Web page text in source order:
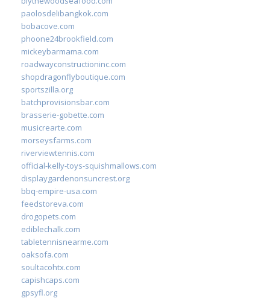
paolosdelibangkok.com
bobacove.com
phoone24brookfield.com
mickeybarmama.com
roadwayconstructioninc.com
shopdragonflyboutique.com
sportszilla.org
batchprovisionsbar.com
brasserie-gobette.com
musicrearte.com
morseysfarms.com
riverviewtennis.com
official-kelly-toys-squishmallows.com
displaygardenonsuncrest.org
bbq-empire-usa.com
feedstoreva.com
drogopets.com
ediblechalk.com
tabletennisnearme.com
oaksofa.com
soultacohtx.com
capishcaps.com
gpsyfl.org